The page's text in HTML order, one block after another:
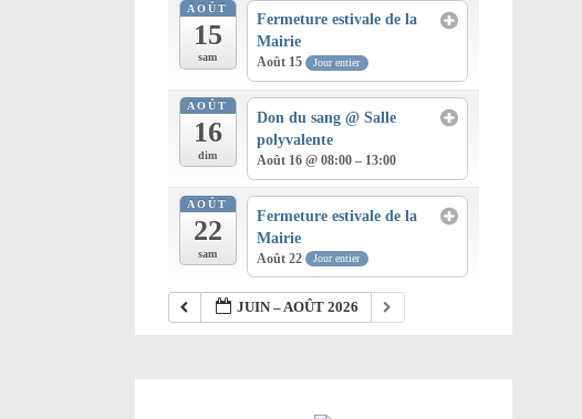
AOÛT
15
sam
Fermeture estivale de la
Mairie
Août 15 Jour entier
AOÛT
16
dim
Don du sang@ Salle
polyvalente
Août 16 @ 08:00 – 13:00
AOÛT
22
sam
Fermeture estivale de la
Mairie
Août 22 Jour entier
JUIN – AOÛT 2026